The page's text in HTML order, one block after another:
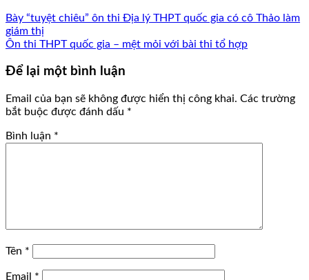
Bày “tuyệt chiêu” ôn thi Địa lý THPT quốc gia có cô Thảo làm
giám thị
Ôn thi THPT quốc gia – mệt mỏi với bài thi tổ hợp
Để lại một bình luận
Email của bạn sẽ không được hiển thị công khai. Các trường
bắt buộc được đánh dấu *
Bình luận *
Tên *
Email *